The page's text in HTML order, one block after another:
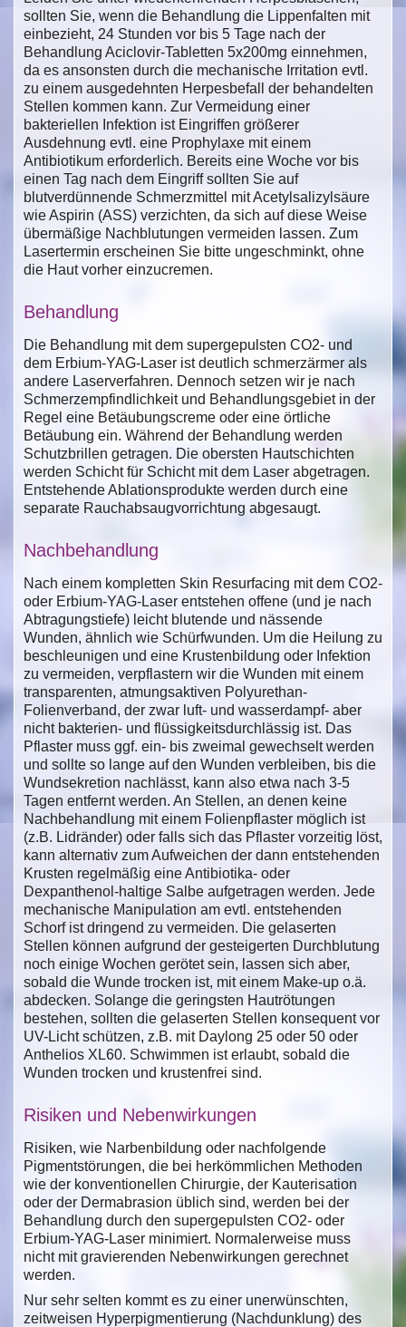
sollten Sie, wenn die Behandlung die Lippenfalten mit
einbezieht, 24 Stunden vor bis 5 Tage nach der
Behandlung Aciclovir-Tabletten 5x200mg einnehmen,
da es ansonsten durch die mechanische Irritation evtl.
zu einem ausgedehnten Herpesbefall der behandelten
Stellen kommen kann. Zur Vermeidung einer
bakteriellen Infektion ist Eingriffen größerer
Ausdehnung evtl. eine Prophylaxe mit einem
Antibiotikum erforderlich. Bereits eine Woche vor bis
einen Tag nach dem Eingriff sollten Sie auf
blutverdünnende Schmerzmittel mit Acetylsalizylsäure
wie Aspirin (ASS) verzichten, da sich auf diese Weise
übermäßige Nachblutungen vermeiden lassen. Zum
Lasertermin erscheinen Sie bitte ungeschminkt, ohne
die Haut vorher einzucremen.
Behandlung
Die Behandlung mit dem supergepulsten CO2- und
dem Erbium-YAG-Laser ist deutlich schmerzärmer als
andere Laserverfahren. Dennoch setzen wir je nach
Schmerzempfindlichkeit und Behandlungsgebiet in der
Regel eine Betäubungscreme oder eine örtliche
Betäubung ein. Während der Behandlung werden
Schutzbrillen getragen. Die obersten Hautschichten
werden Schicht für Schicht mit dem Laser abgetragen.
Entstehende Ablationsprodukte werden durch eine
separate Rauchabsaugvorrichtung abgesaugt.
Nachbehandlung
Nach einem kompletten Skin Resurfacing mit dem CO2-
oder Erbium-YAG-Laser entstehen offene (und je nach
Abtragungstiefe) leicht blutende und nässende
Wunden, ähnlich wie Schürfwunden. Um die Heilung zu
beschleunigen und eine Krustenbildung oder Infektion
zu vermeiden, verpflastern wir die Wunden mit einem
transparenten, atmungsaktiven Polyurethan-
Folienverband, der zwar luft- und wasserdampf- aber
nicht bakterien- und flüssigkeitsdurchlässig ist. Das
Pflaster muss ggf. ein- bis zweimal gewechselt werden
und sollte so lange auf den Wunden verbleiben, bis die
Wundsekretion nachlässt, kann also etwa nach 3-5
Tagen entfernt werden. An Stellen, an denen keine
Nachbehandlung mit einem Folienpflaster möglich ist
(z.B. Lidränder) oder falls sich das Pflaster vorzeitig löst,
kann alternativ zum Aufweichen der dann entstehenden
Krusten regelmäßig eine Antibiotika- oder
Dexpanthenol-haltige Salbe aufgetragen werden. Jede
mechanische Manipulation am evtl. entstehenden
Schorf ist dringend zu vermeiden. Die gelaserten
Stellen können aufgrund der gesteigerten Durchblutung
noch einige Wochen gerötet sein, lassen sich aber,
sobald die Wunde trocken ist, mit einem Make-up o.ä.
abdecken. Solange die geringsten Hautrötungen
bestehen, sollten die gelaserten Stellen konsequent vor
UV-Licht schützen, z.B. mit Daylong 25 oder 50 oder
Anthelios XL60. Schwimmen ist erlaubt, sobald die
Wunden trocken und krustenfrei sind.
Risiken und Nebenwirkungen
Risiken, wie Narbenbildung oder nachfolgende
Pigmentstörungen, die bei herkömmlichen Methoden
wie der konventionellen Chirurgie, der Kauterisation
oder der Dermabrasion üblich sind, werden bei der
Behandlung durch den supergepulsten CO2- oder
Erbium-YAG-Laser minimiert. Normalerweise muss
nicht mit gravierenden Nebenwirkungen gerechnet
werden.
Nur sehr selten kommt es zu einer unerwünschten,
zeitweisen Hyperpigmentierung (Nachdunklung) des